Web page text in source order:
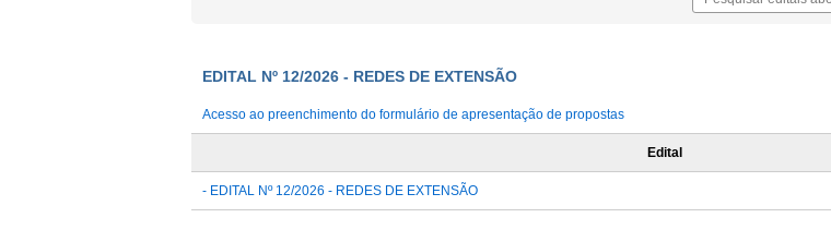
EDITAL Nº 12/2026 - REDES DE EXTENSÃO
Acesso ao preenchimento do formulário de apresentação de propostas
Edital
- EDITAL Nº 12/2026 - REDES DE EXTENSÃO